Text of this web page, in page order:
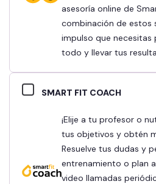
asesoría online de
combinación de estos
impulso que necesitas
todo y llevar tus
SMART FIT COACH
¡Elije a tu profesor o nutricionista, establece
tus objetivos y obtén
Resuelve tus dudas y
entrenamiento o plan
video llamadas